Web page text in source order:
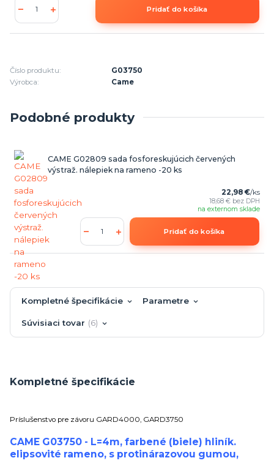
Pridať do košíka
Číslo produktu:
G03750
Výrobca:
Came
Podobné produkty
CAME G02809 sada fosforeskujúcich červených
výstraž. nálepiek na rameno -20 ks
22,98 €/ks
18,68 € bez DPH
na externom sklade
Pridať do košíka
Kompletné špecifikácie Parametre
Súvisiaci tovar 6
Kompletné špecifikácie
Príslušenstvo pre závoru GARD4000, GARD3750
CAME G03750 - L=4m, farbené (biele) hliník.
elipsovité rameno, s protinárazovou gumou,